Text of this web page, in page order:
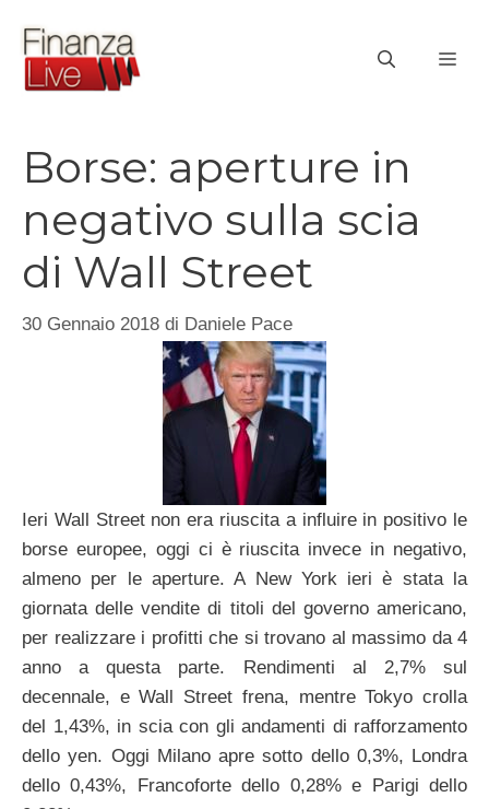
contenuto
Borse: aperture in
negativo sulla scia
di Wall Street
30 Gennaio 2018 di Daniele Pace
Ieri Wall Street non era riuscita a influire in positivo le
borse europee, oggi ci è riuscita invece in negativo,
almeno per le aperture. A New York ieri è stata la
giornata delle vendite di titoli del governo americano,
per realizzare i profitti che si trovano al massimo da 4
anno a questa parte. Rendimenti al 2,7% sul
decennale, e Wall Street frena, mentre Tokyo crolla
del 1,43%, in scia con gli andamenti di rafforzamento
dello yen. Oggi Milano apre sotto dello 0,3%, Londra
dello 0,43%, Francoforte dello 0,28% e Parigi dello